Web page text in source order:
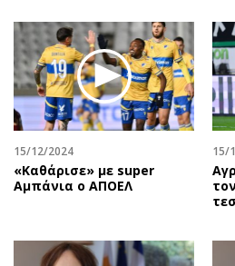
15/12/2024
«Καθάρισε» με super
Αμπάνια ο ΑΠΟΕΛ
15/